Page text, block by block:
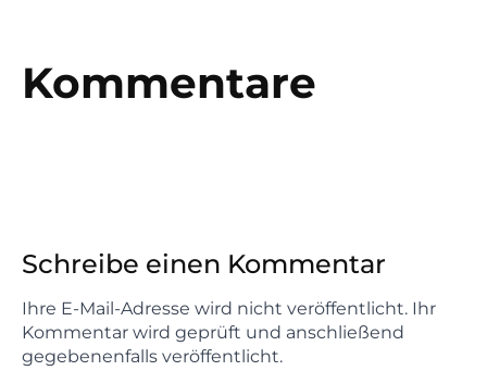
Kommentare
Schreibe einen Kommentar
Ihre E-Mail-Adresse wird nicht veröffentlicht. Ihr
Kommentar wird geprüft und anschließend
gegebenenfalls veröffentlicht.